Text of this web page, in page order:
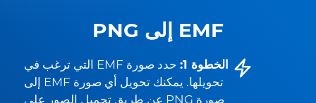
EMF إلى PNG
الخطوة 1:
حدد صورة EMF التي ترغب في
تحويلها. يمكنك تحويل أي صورة EMF إلى
صورة PNG عن طريق تحميل الصور على